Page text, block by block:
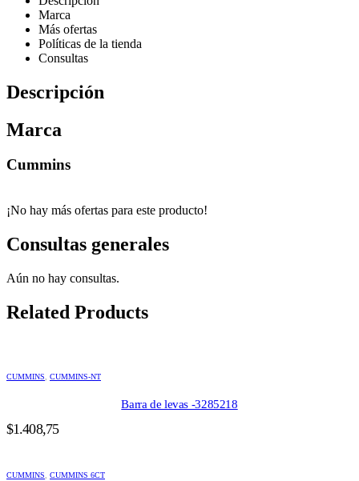
Marca
Más ofertas
Políticas de la tienda
Consultas
Descripción
Marca
Cummins
¡No hay más ofertas para este producto!
Consultas generales
Aún no hay consultas.
Related Products
CUMMINS CUMMINS-NT
Barra de levas -3285218
$1.408,75
CUMMINS CUMMINS 6CT